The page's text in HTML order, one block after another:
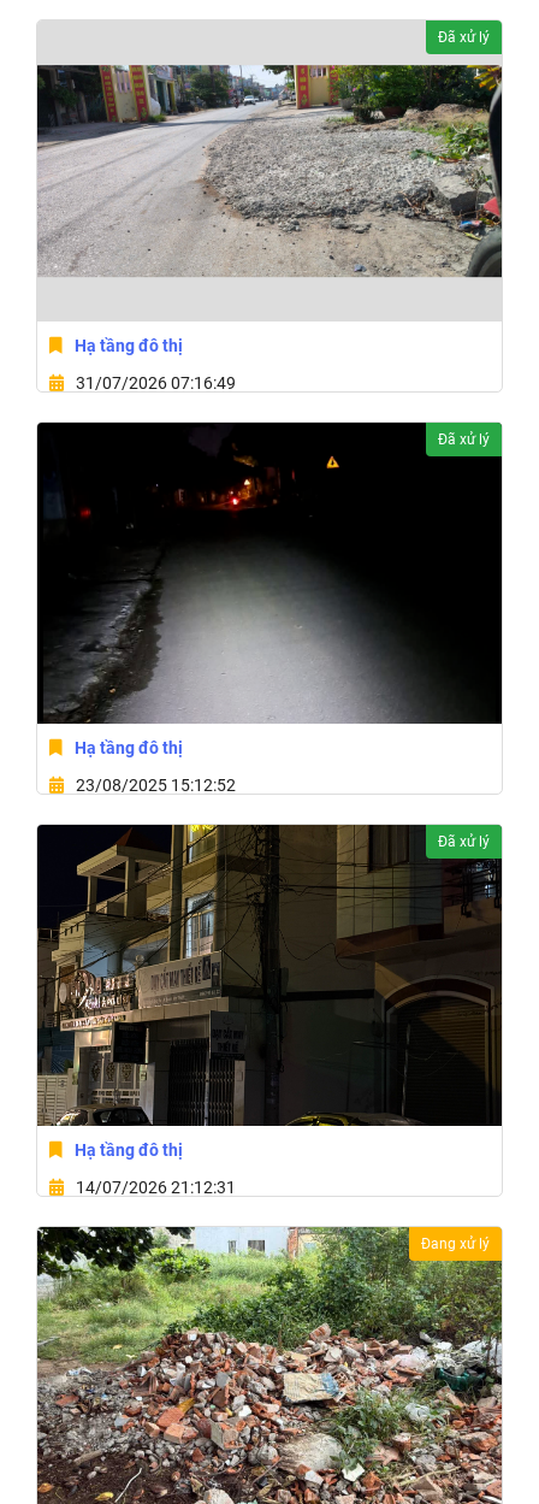
7p5c684g 9m,Xã Ea Hiao,Tỉnh Đắk Lắk
Hạ tầng đô thị
31/07/2026 07:16:49
Phường Hòa Hiệp, Tỉnh Đắk Lắk
Đã xử lý
Hạ tầng đô thị
23/08/2025 15:12:52
62 Trần Quốc Toản,Xã Ea Drăng,Tỉnh Đắk Lắk
Đã xử lý
Hạ tầng đô thị
14/07/2026 21:12:31
Phường Tân An, Tỉnh Đắk Lắk
Đã xử lý
Đang xử lý